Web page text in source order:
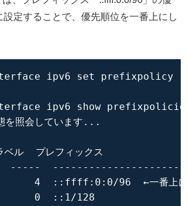
設定することで、優先順位を一番上にし
ipv6 set prefixpolicy
ipv6 show
を照会しています...
ル  プレフィックス
-----
4  ::ffff:0:0/96  ←一番上に
0  ::1/128